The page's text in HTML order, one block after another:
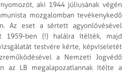
aki 1944 júliusának végén
mozgalomban tevékenykedő
Az eset a sértett agyonlövésével
1959-ben (!) halálra ítélték, majd
testvére kérte, képviseletét
a Nemzeti Jogvédő
az LB megalapozatlannak ítélte a